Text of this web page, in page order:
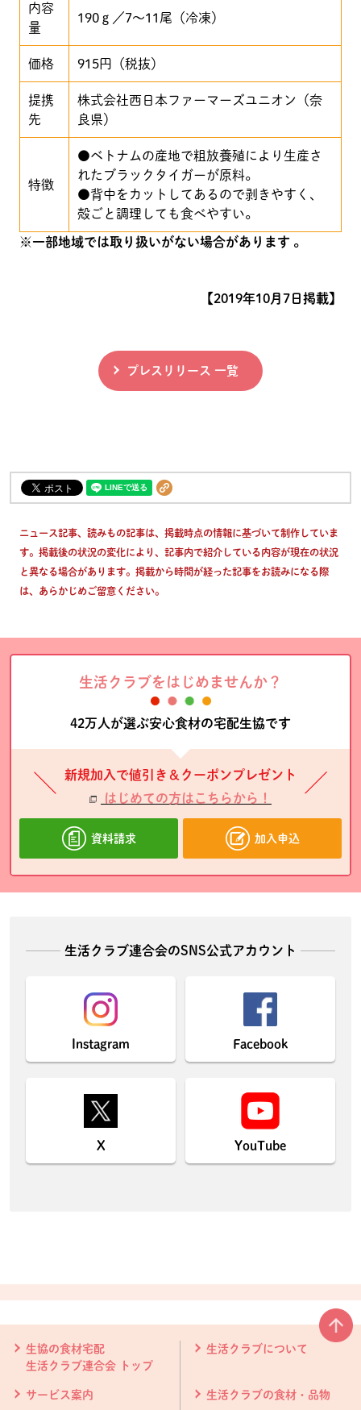
内容
量
190ｇ／7～11尾（冷凍）
価格 915円（税抜）
提携
先
株式会社西日本ファーマーズユニオン（奈
良県）
特徴
●ベトナムの産地で粗放養殖により生産さ
れたブラックタイガーが原料。
●背中をカットしてあるので剥きやすく、
殻ごと調理しても食べやすい。
※一部地域では取り扱いがない場合があります 。
【2019年10月7日掲載】
プレスリリース 一覧
ニュース記事、読みもの記事は、掲載時点の情報に基づいて制作していま
す。掲載後の状況の変化により、記事内で紹介している内容が現在の状況
と異なる場合があります。掲載から時間が経った記事をお読みになる際
は、あらかじめご留意ください。
生活クラブをはじめませんか？
42万人が選ぶ安心食材の宅配生協です
新規加入で値引き＆クーポンプレゼント
はじめての方はこちらから！
資料請求 加入申込
生活クラブ連合会のSNS公式アカウント
Instagram Facebook
X YouTube
生協の食材宅配
生活クラブ連合会 トップ
生活クラブについて
サービス案内 生活クラブの食材・品物